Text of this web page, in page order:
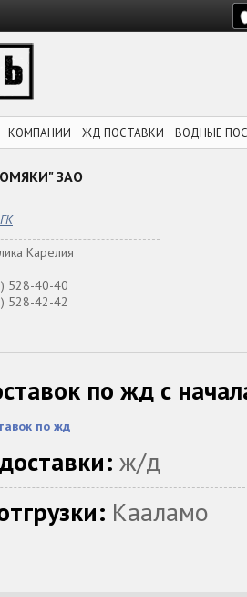
КОМПАНИИ ЖД ПОСТАВКИ ВОДНЫЕ
ЗАО
Карелия
528-40-40
528-42-42
по жд с
по жд
ж/д
Кааламо